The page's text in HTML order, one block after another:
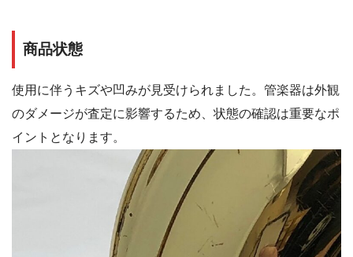
商品状態
使用に伴うキズや凹みが見受けられました。管楽器は外観
のダメージが査定に影響するため、状態の確認は重要なポ
イントとなります。